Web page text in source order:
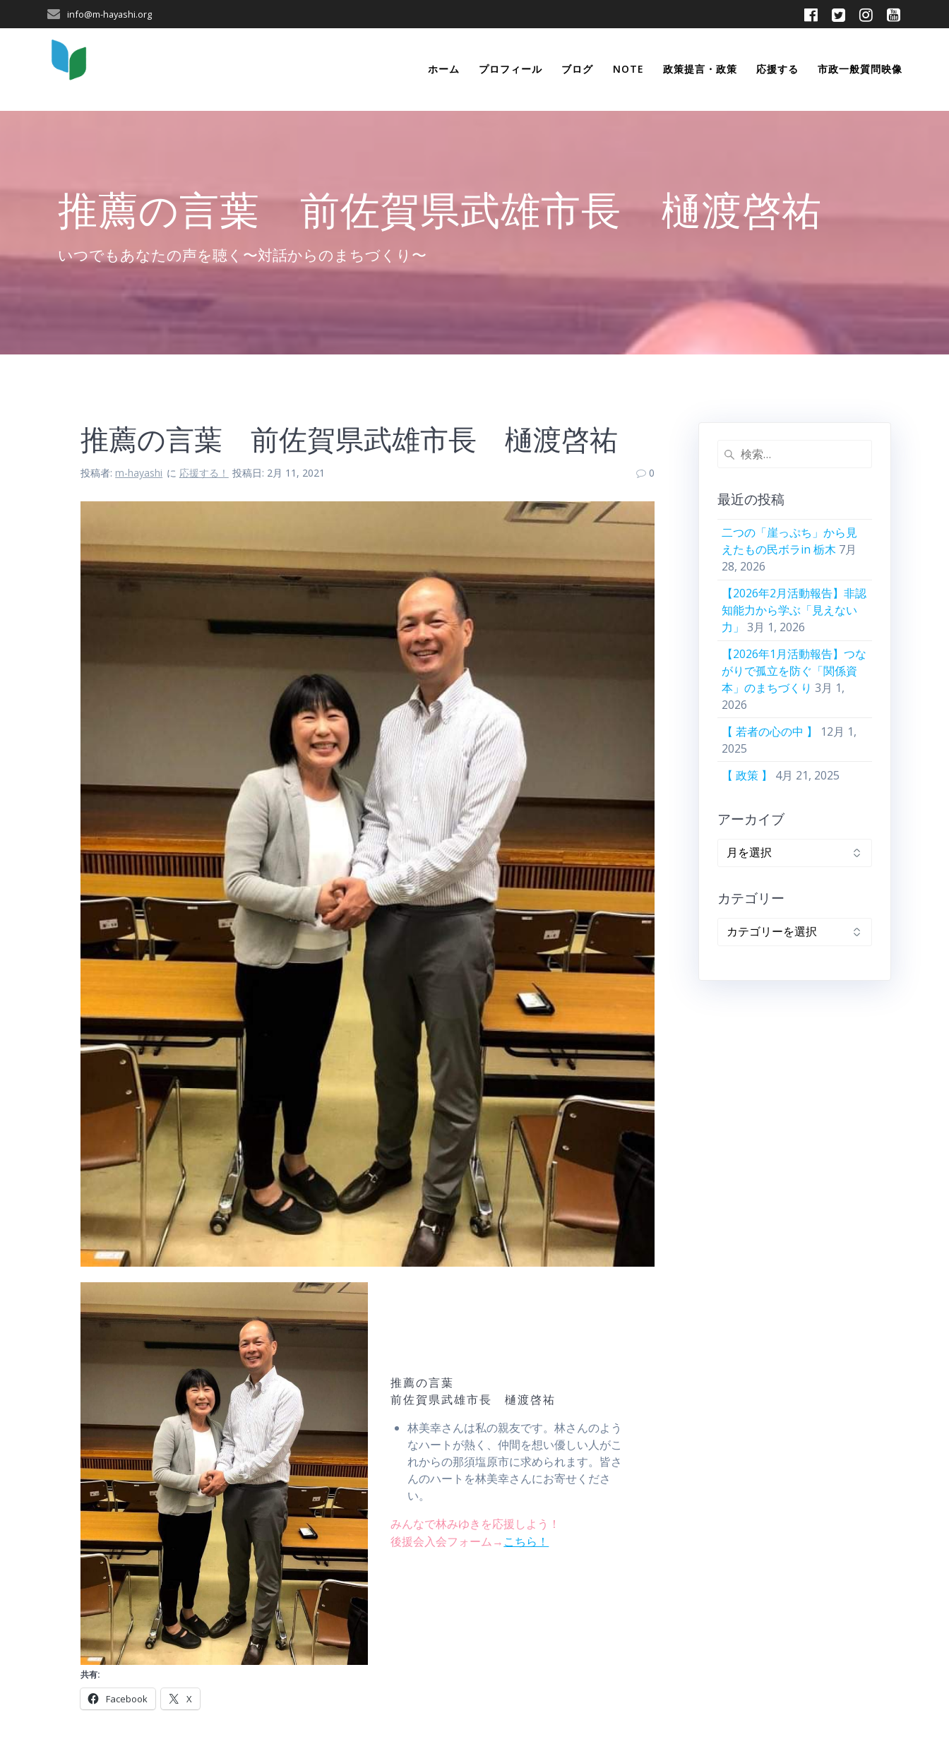
ン
ス
info@m-hayashi.org
ホーム プロフィール ブログ NOTE 政策提言・政策 応援する 市政一般質問映像
推薦の言葉 前佐賀県武雄市長 樋渡啓祐
いつでもあなたの声を聴く〜対話からのまちづくり〜
推薦の言葉 前佐賀県武雄市長 樋渡啓祐
投稿者: m-hayashi に 応援する！ 投稿日: 2月 11, 2021 0
推薦の言葉
前佐賀県武雄市長 樋渡啓祐
林美幸さんは私の親友です。林さんのよう
なハートが熱く、仲間を想い優しい人がこ
れからの那須塩原市に求められます。皆さ
んのハートを林美幸さんにお寄せくださ
い。
みんなで林みゆきを応援しよう！
後援会入会フォーム→ こちら！
共有:
Facebook X
検
最近の投稿
二つの「崖っぷち」から見
えたもの民ボラin 栃木 7月
28, 2026
【2026年2月活動報告】非認
知能力から学ぶ「見えない
力」
3月 1, 2026
【2026年1月活動報告】つな
がりで孤立を防ぐ「関係資
本」のまちづくり 3月 1,
2026
【 若者の心の中 】
12月 1,
2025
【 政策 】
4月 21, 2025
アーカイブ
イ
カテゴリー